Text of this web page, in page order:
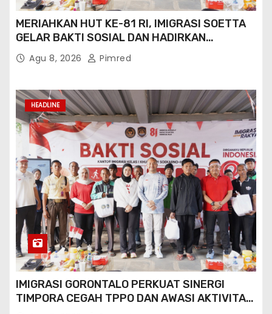
MERIAHKAN HUT KE-81 RI, IMIGRASI SOETTA
GELAR BAKTI SOSIAL DAN HADIRKAN
LAYANAN PASPOR DI AKHIR PEKAN
Agu 8, 2026 Pimred
HEADLINE
IMIGRASI GORONTALO PERKUAT SINERGI
TIMPORA CEGAH TPPO DAN AWASI AKTIVITAS